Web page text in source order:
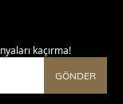
kaçırma!
GÖNDER